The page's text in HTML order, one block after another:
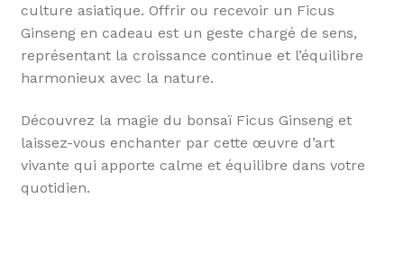
culture asiatique. Offrir ou recevoir un Ficus
Ginseng en cadeau est un geste chargé de sens,
représentant la croissance continue et l’équilibre
harmonieux avec la nature.
Découvrez la magie du bonsaï Ficus Ginseng et
laissez-vous enchanter par cette œuvre d’art
vivante qui apporte calme et équilibre dans votre
quotidien.